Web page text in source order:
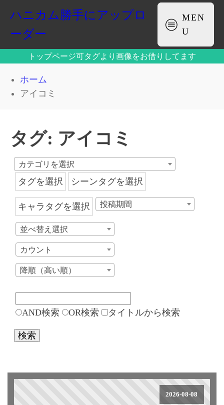
ハニカム勝手にアップロ
ーダー
MEN
U
トップページ可タグより画像をお借りしてます
ホーム
アイコミ
タグ: アイコミ
カテゴリを選択
タグを選択 シーンタグを選択
キャラタグを選択 投稿期間
並べ替え選択
カウント
降順（高い順）
AND検索 OR検索 タイトルから検索
検索
2026-08-08